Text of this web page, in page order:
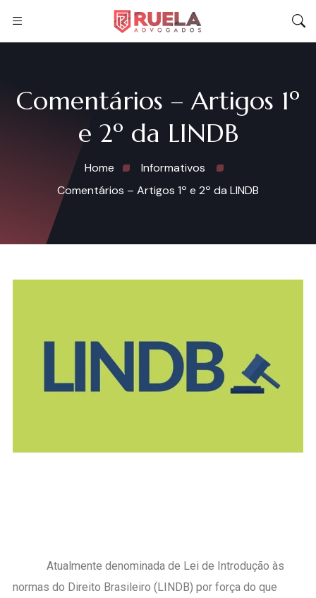
Comentários – Artigos 1º
e 2º da LINDB
Home
Informativos
Comentários – Artigos 1º e 2º da LINDB
Atualmente denominada de Lei de Introdução às
normas do Direito Brasileiro (LINDB) por força do que